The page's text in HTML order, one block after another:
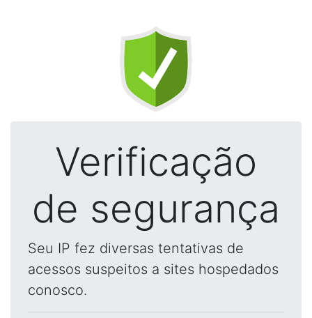
Verificação
de segurança
Seu IP fez diversas tentativas de
acessos suspeitos a sites hospedados
conosco.